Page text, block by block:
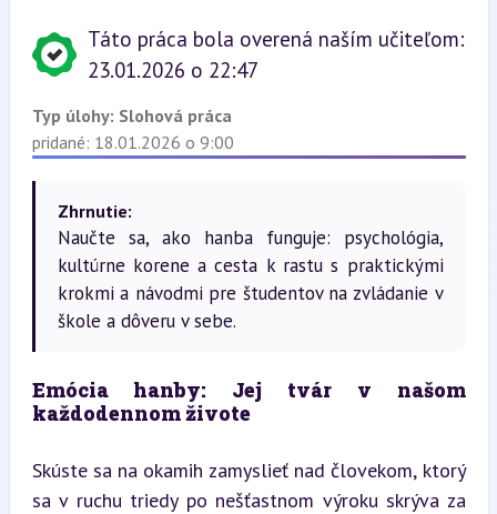
Táto práca bola overená naším učiteľom:
23.01.2026 o 22:47
Typ úlohy: Slohová práca
pridané: 18.01.2026 o 9:00
Zhrnutie:
Naučte sa, ako hanba funguje: psychológia,
kultúrne korene a cesta k rastu s praktickými
krokmi a návodmi pre študentov na zvládanie v
škole a dôveru v sebe.
Emócia hanby: Jej tvár v našom
každodennom živote
Skúste sa na okamih zamyslieť nad človekom, ktorý
sa v ruchu triedy po nešťastnom výroku skrýva za